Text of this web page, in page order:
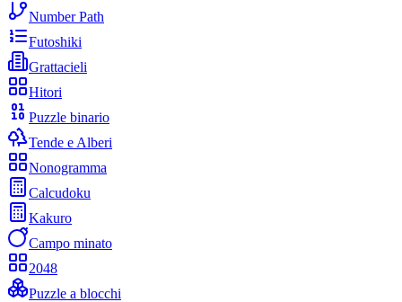
Number Path
Futoshiki
Grattacieli
Hitori
Puzzle binario
Tende e Alberi
Nonogramma
Calcudoku
Kakuro
Campo minato
2048
Puzzle a blocchi